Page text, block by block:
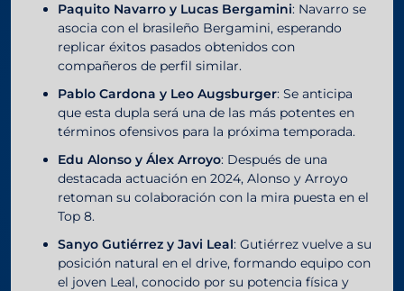
Paquito Navarro y Lucas Bergamini: Navarro se
asocia con el brasileño Bergamini, esperando
replicar éxitos pasados obtenidos con
compañeros de perfil similar.
Pablo Cardona y Leo Augsburger: Se anticipa
que esta dupla será una de las más potentes en
términos ofensivos para la próxima temporada.
Edu Alonso y Álex Arroyo: Después de una
destacada actuación en 2024, Alonso y Arroyo
retoman su colaboración con la mira puesta en el
Top 8.
Sanyo Gutiérrez y Javi Leal: Gutiérrez vuelve a su
posición natural en el drive, formando equipo con
el joven Leal, conocido por su potencia física y